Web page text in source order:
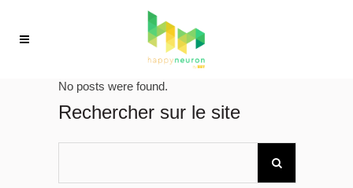
No posts were found.
Rechercher sur le site